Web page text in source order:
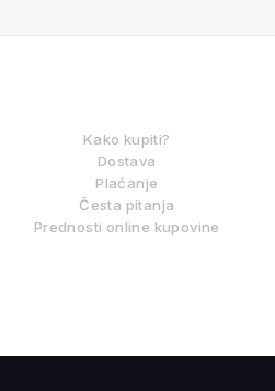
Kako kupiti?
Dostava
Plaćanje
Česta pitanja
Prednosti online kupovine